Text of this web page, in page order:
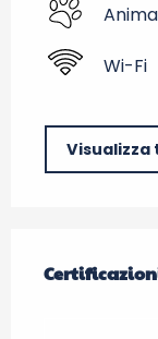
Wi-Fi
Visualizza